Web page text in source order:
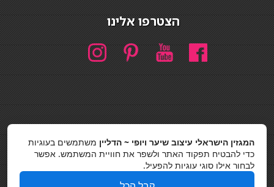
הצטרפו אלינו
חיפוש
חיפוש
כסאות בר
המגזין הישראלי עיצוב שיער ויופי ~ הדליין משתמשים בעוגיות
כדי להבטיח תפקוד האתר ולשפר את חוויית המשתמש. אפשר
לבחור אילו סוגי עוגיות להפעיל.